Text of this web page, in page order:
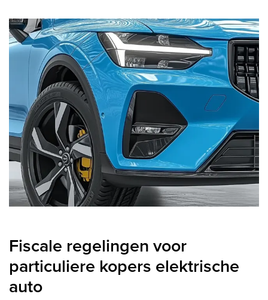
Fiscale regelingen voor
particuliere kopers elektrische
auto